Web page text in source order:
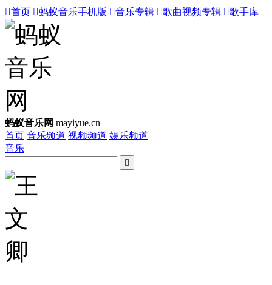
首页 蚂蚁音乐手机版 音乐专辑 歌曲视频专辑 歌手库
蚂蚁音乐网 mayiyue.cn
首页 音乐频道 视频频道 娱乐频道
音乐
